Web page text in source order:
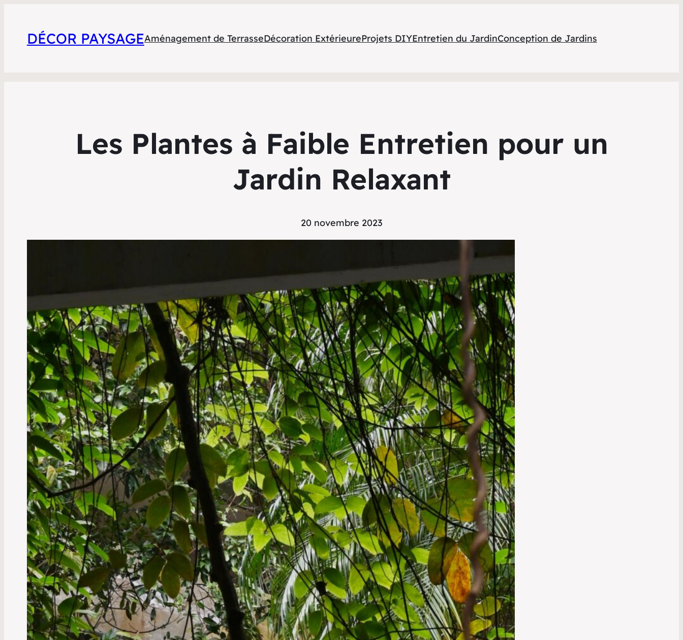
DÉCOR PAYSAGEAménagement de TerrasseDécoration ExtérieureProjets DIYEntretien du JardinConception de Jardins
Les Plantes à Faible Entretien pour un
Jardin Relaxant
20 novembre 2023